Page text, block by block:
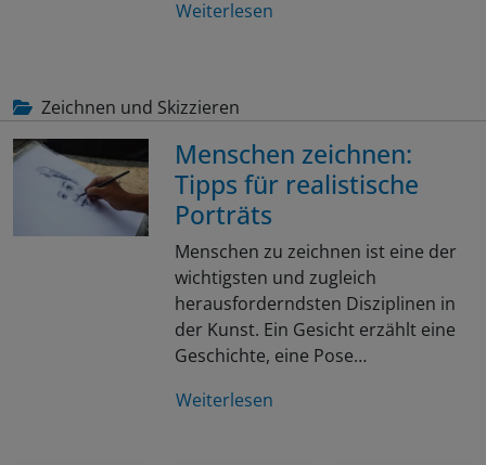
Weiterlesen
Zeichnen und Skizzieren
Menschen zeichnen:
Tipps für realistische
Porträts
Menschen zu zeichnen ist eine der
wichtigsten und zugleich
herausforderndsten Disziplinen in
der Kunst. Ein Gesicht erzählt eine
Geschichte, eine Pose…
Weiterlesen